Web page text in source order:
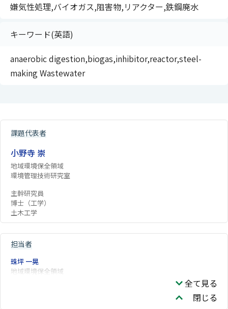
嫌気性処理,バイオガス,阻害物,リアクター,鉄鋼廃水
キーワード(英語)
anaerobic digestion,biogas,inhibitor,reactor,steel-
making Wastewater
課題代表者
小野寺 崇
地域環境保全領域
環境管理技術研究室
主幹研究員
博士（工学）
土木工学
担当者
珠坪 一晃
地域環境保全領域
全て見る
閉じる